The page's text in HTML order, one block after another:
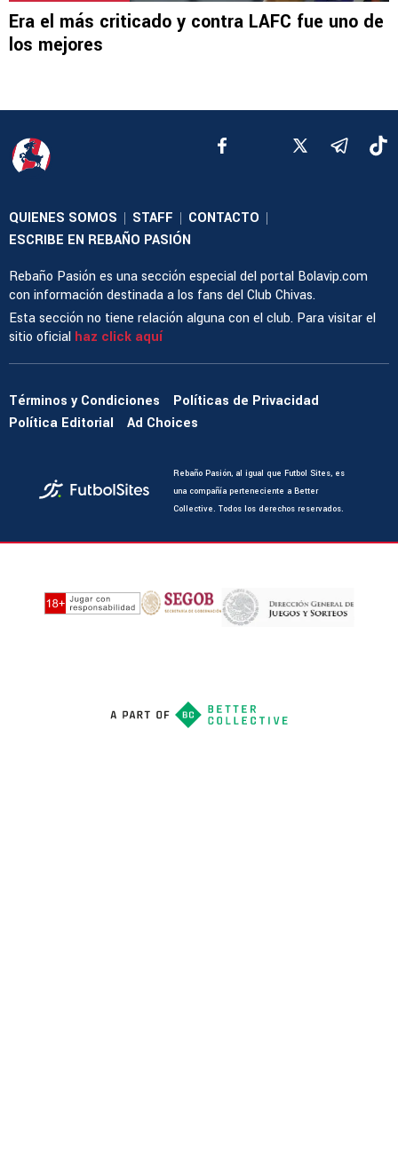
Era el más criticado y contra LAFC fue uno de
los mejores
QUIENES SOMOS | STAFF | CONTACTO |
ESCRIBE EN REBAÑO PASIÓN
Rebaño Pasión es una sección especial del portal Bolavip.com
con información destinada a los fans del Club Chivas.
Esta sección no tiene relación alguna con el club. Para visitar el
sitio oficial haz click aquí
Términos y Condiciones
Políticas de Privacidad
Política Editorial
Ad Choices
Rebaño Pasión, al igual que Futbol Sites, es
una compañía perteneciente a Better
Collective. Todos los derechos reservados.